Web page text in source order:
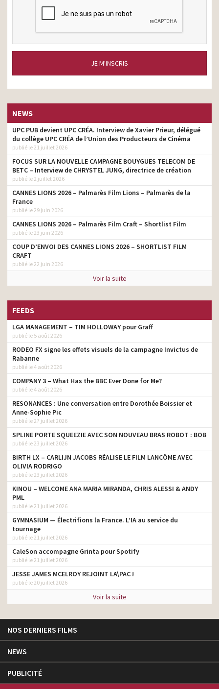
JE M'INSCRIS
NEWS
UPC PUB devient UPC CRÉA. Interview de Xavier Prieur, délégué
du collège UPC CRÉA de l’Union des Producteurs de Cinéma
publié le 21 juillet 2026
FOCUS SUR LA NOUVELLE CAMPAGNE BOUYGUES TELECOM DE
BETC – Interview de CHRYSTEL JUNG, directrice de création
publié le 2 juillet 2026
CANNES LIONS 2026 – Palmarès Film Lions – Palmarès de la
France
publié le 29 juin 2026
CANNES LIONS 2026 – Palmarès Film Craft – Shortlist Film
publié le 23 juin 2026
COUP D’ENVOI DES CANNES LIONS 2026 – SHORTLIST FILM
CRAFT
publié le 22 juin 2026
Voir la suite
FEEDS
LGA MANAGEMENT – TIM HOLLOWAY pour Graff
publié le 5 août 2026
RODEO FX signe les effets visuels de la campagne Invictus de
Rabanne
publié le 4 août 2026
COMPANY 3 – What Has the BBC Ever Done for Me?
publié le 4 août 2026
RESONANCES : Une conversation entre Dorothée Boissier et
Anne-Sophie Pic
publié le 27 juillet 2026
SPLINE PORTE SQUEEZIE AVEC SON NOUVEAU BRAS ROBOT : BOB
publié le 23 juillet 2026
BIRTH LX – CARLIJN JACOBS RÉALISE LE FILM LANCÔME AVEC
OLIVIA RODRIGO
publié le 23 juillet 2026
KINOU – WELCOME ANA MARIA MIRANDA, CHRIS ALESSI & ANDY
PML
publié le 21 juillet 2026
GYMNASIUM — Électrifions la France. L’IA au service du
tournage
publié le 21 juillet 2026
CaleSon accompagne Grinta pour Spotify
publié le 21 juillet 2026
JESSE JAMES MCELROY REJOINT LA\PAC !
publié le 20 juillet 2026
Voir la suite
NOS DERNIERS FILMS
NEWS
PUBLICITÉ